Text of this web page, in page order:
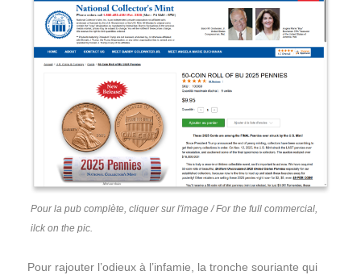
Pour la pub complète, cliquer sur l'image / For the full commercial,
ilck on the pic.
Pour rajouter l’odieux à l’infamie, la tronche souriante qui